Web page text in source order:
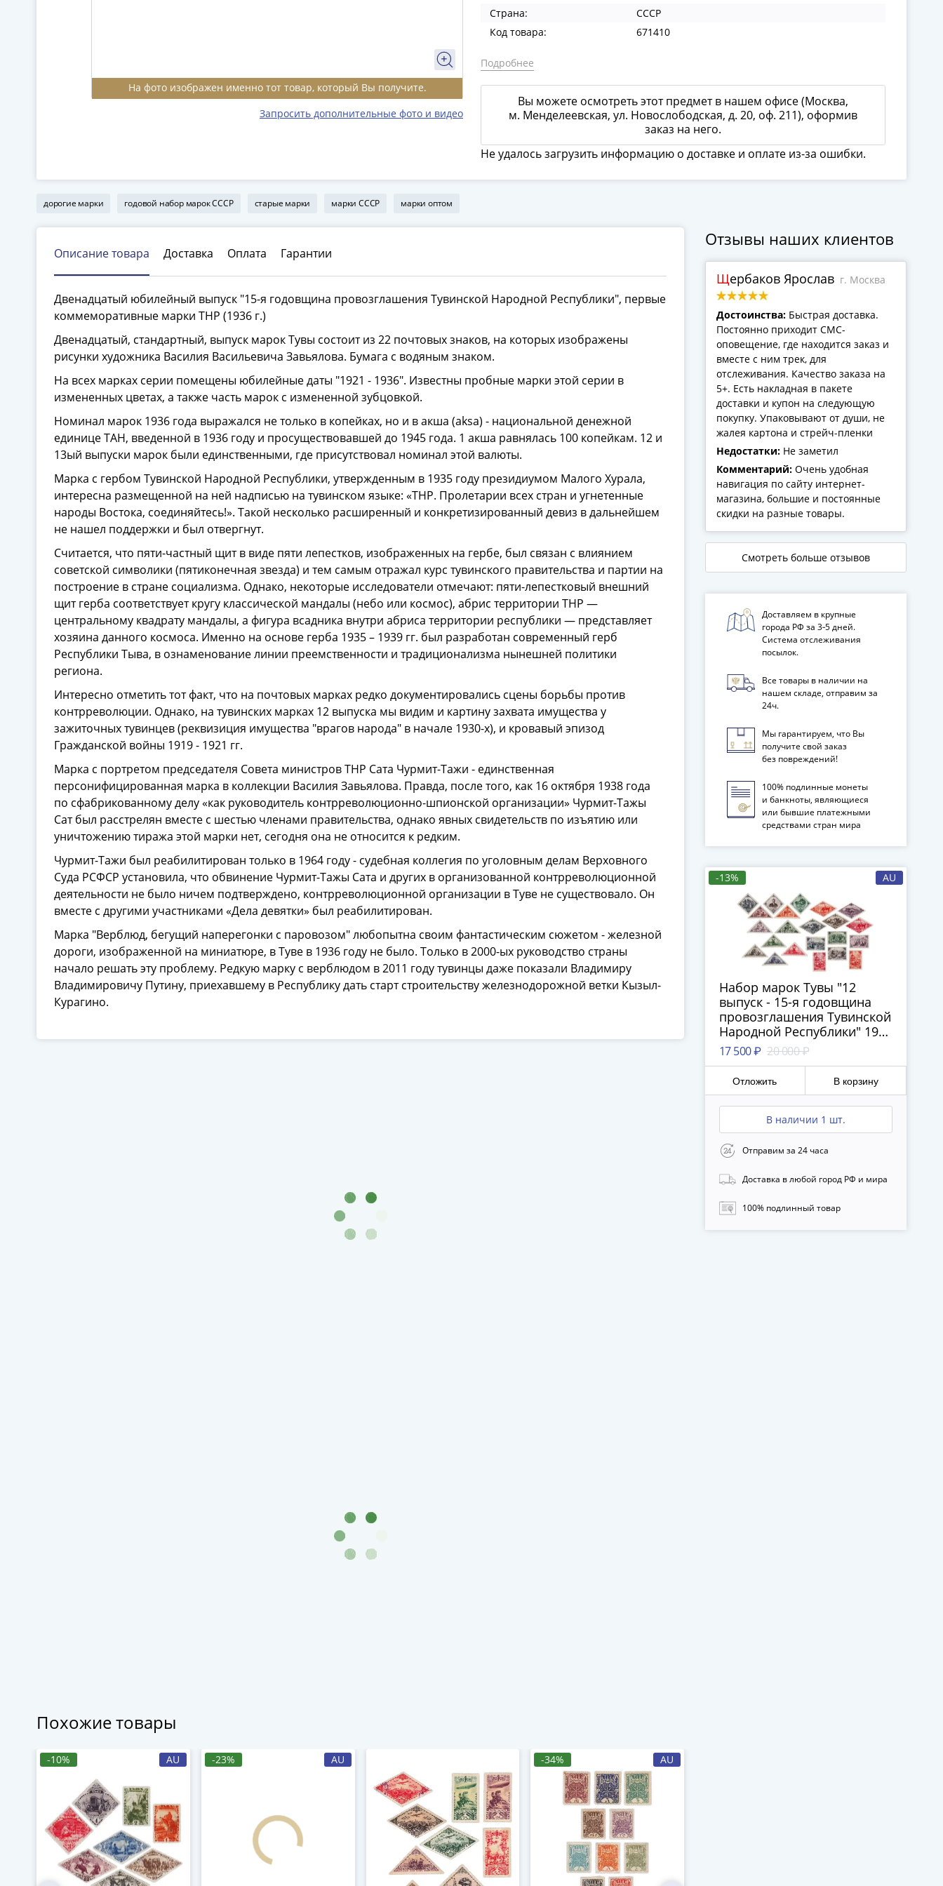
На фото изображен именно тот товар, который Вы получите.
Запросить дополнительные фото и видео
Страна:
СССР
Код товара:
671410
Подробнее
Вы можете осмотреть этот предмет в нашем офисе (Москва,
м. Менделеевская, ул. Новослободская, д. 20, оф. 211), оформив
заказ на него.
Не удалось загрузить информацию о доставке и оплате из-за ошибки.
дорогие марки годовой набор марок СССР старые марки марки СССР марки оптом
Описание товара Доставка Оплата Гарантии
Двенадцатый юбилейный выпуск "15-я годовщина провозглашения Тувинской Народной Республики", первые
коммеморативные марки ТНР (1936 г.)
Двенадцатый, стандартный, выпуск марок Тувы состоит из 22 почтовых знаков, на которых изображены
рисунки художника Василия Васильевича Завьялова. Бумага с водяным знаком.
На всех марках серии помещены юбилейные даты "1921 - 1936". Известны пробные марки этой серии в
измененных цветах, а также часть марок с измененной зубцовкой.
Номинал марок 1936 года выражался не только в копейках, но и в акша (aksa) - национальной денежной
единице ТАН, введенной в 1936 году и просуществовавшей до 1945 года. 1 акша равнялась 100 копейкам. 12 и
13ый выпуски марок были единственными, где присутствовал номинал этой валюты.
Марка с гербом Тувинской Народной Республики, утверж­денным в 1935 году президиумом Малого Хурала,
интересна размещенной на ней надписью на тувинском языке: «ТНР. Пролетарии всех стран и угнетенные
народы Восто­ка, соединяйтесь!». Такой несколько расширенный и конкретизированный девиз в дальнейшем
не нашел под­держки и был отвергнут.
Считается, что пяти-частный щит в виде пяти лепестков, изображенных на гербе, был связан с влиянием
советской символики (пятиконечная звезда) и тем самым отражал курс тувинского правительства и партии на
построение в стране социализма. Однако, некоторые исследователи отмечают: пяти-лепестковый внешний
щит герба соответствует кругу классической мандалы (небо или космос), абрис территории ТНР —
центральному квадрату мандалы, а фигура всадника внутри абриса территории республики — представляет
хозяина данного космоса. Именно на основе герба 1935 – 1939 гг. был разработан современный герб
Республики Тыва, в ознаменование линии преемственности и традиционализма нынешней политики
региона.
Интересно отметить тот факт, что на почтовых марках редко документировались сцены борьбы против
контрреволюции. Однако, на тувинских марках 12 выпуска мы видим и картину захвата имущества у
зажиточных тувинцев (реквизиция имущества "врагов народа" в начале 1930-х), и кровавый эпизод
Гражданской войны 1919 - 1921 гг.
Марка с портретом председателя Совета министров ТНР Сата Чурмит-Тажи - единственная
персонифицированная марка в коллекции Василия Завьялова. Правда, после того, как 16 октября 1938 года
по сфабрикованному делу «как руководитель контрреволюционно-шпионской организации» Чурмит-Тажы
Сат был расстрелян вместе с шестью членами правительства, однако явных свидетельств по изъятию или
уничтожению тиража этой марки нет, сегодня она не относится к редким.
Чурмит-Тажи был реабилитирован только в 1964 году - судебная коллегия по уголовным делам Верховного
Суда РСФСР установила, что обвинение Чурмит-Тажы Сата и других в организованной контрреволюционной
деятельности не было ничем подтверждено, контрреволюционной организации в Туве не существовало. Он
вместе с другими участниками «Дела девятки» был реабилитирован.
Марка "Верблюд, бегущий наперегонки с паровозом" любопытна своим фантастическим сюжетом - железной
дороги, изображенной на миниатюре, в Туве в 1936 году не было. Только в 2000-ых руководство страны
начало решать эту проблему. Редкую марку с верблюдом в 2011 году тувинцы даже показали Владимиру
Владимировичу Путину, приехавшему в Республику дать старт строительству железнодорожной ветки Кызыл-
Курагино.
Похожие товары
-10% AU -23% AU -34% AU
Отзывы наших клиентов
Щербаков Ярослав г. Москва
Достоинства: Быстрая доставка.
Постоянно приходит СМС-
оповещение, где находится заказ и
вместе с ним трек, для
отслеживания. Качество заказа на
5+. Есть накладная в пакете
доставки и купон на следующую
покупку. Упаковывают от души, не
жалея картона и стрейч-пленки
Недостатки: Не заметил
Комментарий: Очень удобная
навигация по сайту интернет-
магазина, большие и постоянные
скидки на разные товары.
Смотреть больше отзывов
Доставляем в крупные
города РФ за 3‑5 дней.
Система отслеживания
посылок.
Все товары в наличии на
нашем складе, отправим за
24ч.
Мы гарантируем, что Вы
получите свой заказ
без повреждений!
100% подлинные монеты
и банкноты, являющиеся
или бывшие платежными
средствами стран мира
-13% AU
Набор марок Тувы "12
выпуск - 15-я годовщина
провозглашения Тувинской
Народной Республики" 1936
(22 марки)
17 500 ₽ 20 000 ₽
Отложить В корзину
В наличии 1 шт.
Отправим за 24 часа
Доставка в любой город РФ и мира
100% подлинный товар
Получите бесплатно набор всех 18
С бесплатной доставкой в любой город РФ!